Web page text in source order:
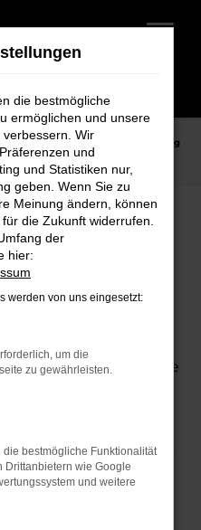
Cross
VW T-Cross Tageszulassung
für
+ Koch
ist die perfekte
ein hochwertiges
attraktiven Preis
wenigen
er Ihnen alle Vorteile
zu deutlich
modernen
und den
ist der T-Cross
für Weyhe
von Weyhe steht
die bestmögliche
ermöglichen und unsere
Wir
und
und Statistiken nur,
geben. Wenn Sie zu
Meinung ändern, können
die Zukunft widerrufen.
der
hier:
werden von uns eingesetzt:
um die
zu gewährleisten.
bestmögliche Funktionalität
Drittanbietern wie Google
und weitere